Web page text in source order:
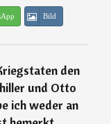
Bild
den
und Otto
ich weder an